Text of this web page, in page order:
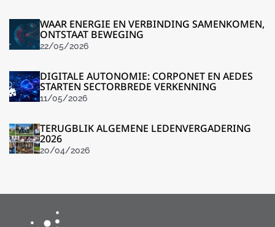
WAAR ENERGIE EN VERBINDING SAMENKOMEN,
ONTSTAAT BEWEGING
22/05/2026
DIGITALE AUTONOMIE: CORPONET EN AEDES
STARTEN SECTORBREDE VERKENNING
11/05/2026
TERUGBLIK ALGEMENE LEDENVERGADERING
2026
20/04/2026